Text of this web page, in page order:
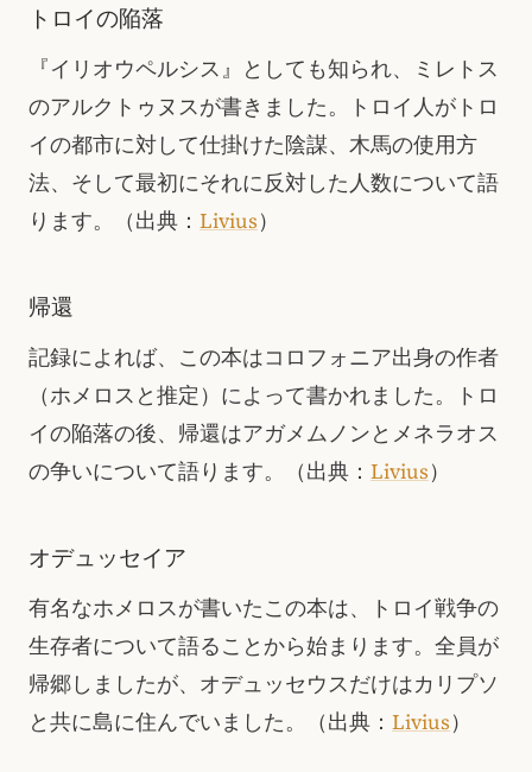
トロイの陥落
『イリオウペルシス』としても知られ、ミレトス
のアルクトゥヌスが書きました。トロイ人がトロ
イの都市に対して仕掛けた陰謀、木馬の使用方
法、そして最初にそれに反対した人数について語
ります。
（出典： Livius）
帰還
記録によれば、この本はコロフォニア出身の作者
（ホメロスと推定）によって書かれました。トロ
イの陥落の後、帰還はアガメムノンとメネラオス
の争いについて語ります。
（出典： Livius）
オデュッセイア
有名なホメロスが書いたこの本は、トロイ戦争の
生存者について語ることから始まります。全員が
帰郷しましたが、オデュッセウスだけはカリプソ
と共に島に住んでいました。
（出典： Livius）